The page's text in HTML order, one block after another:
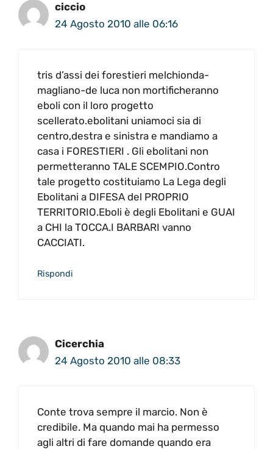
ciccio
24 Agosto 2010 alle 06:16
tris d’assi dei forestieri melchionda-
magliano-de luca non mortificheranno
eboli con il loro progetto
scellerato.ebolitani uniamoci sia di
centro,destra e sinistra e mandiamo a
casa i FORESTIERI . Gli ebolitani non
permetteranno TALE SCEMPIO.Contro
tale progetto costituiamo La Lega degli
Ebolitani a DIFESA del PROPRIO
TERRITORIO.Eboli è degli Ebolitani e GUAI
a CHI la TOCCA.I BARBARI vanno
CACCIATI.
Rispondi
Cicerchia
24 Agosto 2010 alle 08:33
Conte trova sempre il marcio. Non è
credibile. Ma quando mai ha permesso
agli altri di fare domande quando era